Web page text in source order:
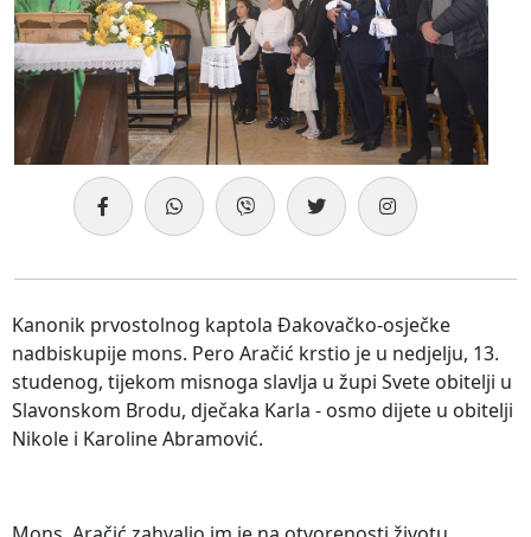
Kanonik prvostolnog kaptola Đakovačko-osječke
nadbiskupije mons. Pero Aračić krstio je u nedjelju, 13.
studenog, tijekom misnoga slavlja u župi Svete obitelji u
Slavonskom Brodu, dječaka Karla - osmo dijete u obitelji
Nikole i Karoline Abramović.